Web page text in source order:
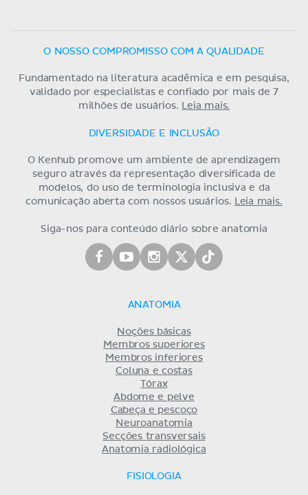
O NOSSO COMPROMISSO COM A QUALIDADE
Fundamentado na literatura acadêmica e em pesquisa,
validado por especialistas e confiado por mais de 7
milhões de usuários.
Leia mais.
DIVERSIDADE E INCLUSÃO
O Kenhub promove um ambiente de aprendizagem
seguro através da representação diversificada de
modelos, do uso de terminologia inclusiva e da
comunicação aberta com nossos usuários.
Leia mais.
Siga-nos para conteúdo diário sobre anatomia
ANATOMIA
Noções básicas
Membros superiores
Membros inferiores
Coluna e costas
Tórax
Abdome e pelve
Cabeça e pescoço
Neuroanatomia
Secções transversais
Anatomia radiológica
FISIOLOGIA